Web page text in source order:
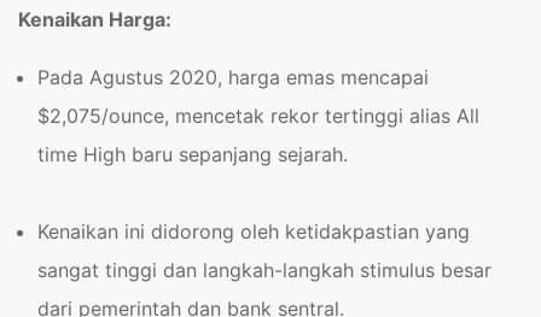
Kenaikan Harga:
Pada Agustus 2020, harga emas mencapai
$2,075/ounce, mencetak rekor tertinggi alias All
time High baru sepanjang sejarah.
Kenaikan ini didorong oleh ketidakpastian yang
sangat tinggi dan langkah-langkah stimulus besar
dari pemerintah dan bank sentral.